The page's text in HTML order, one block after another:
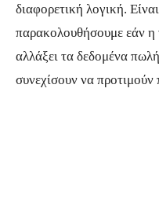
διαφορετική λογική.
παρακολουθήσουμε εάν
αλλάξει τα δεδομένα
συνεχίσουν να προτιμούν